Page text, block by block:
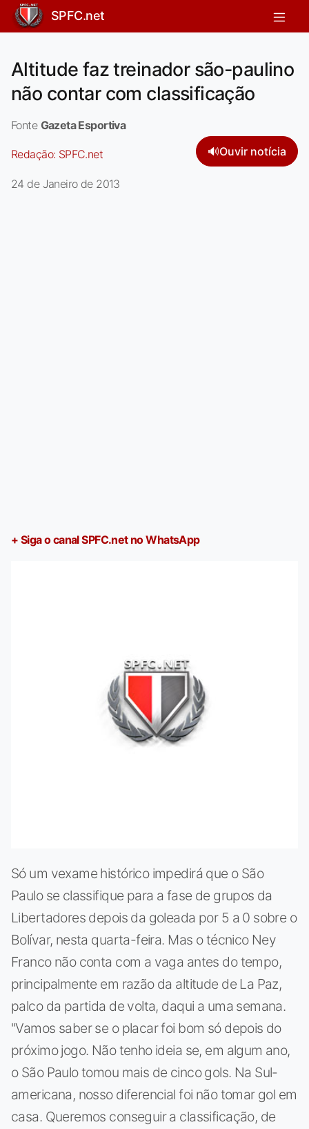
SPFC.net
Altitude faz treinador são-paulino
não contar com classificação
Fonte Gazeta Esportiva
Redação: SPFC.net 🔊Ouvir notícia
24 de Janeiro de 2013
+ Siga o canal SPFC.net no WhatsApp
Só um vexame histórico impedirá que o São
Paulo se classifique para a fase de grupos da
Libertadores depois da goleada por 5 a 0 sobre o
Bolívar, nesta quarta-feira. Mas o técnico Ney
Franco não conta com a vaga antes do tempo,
principalmente em razão da altitude de La Paz,
palco da partida de volta, daqui a uma semana.
"Vamos saber se o placar foi bom só depois do
próximo jogo. Não tenho ideia se, em algum ano,
o São Paulo tomou mais de cinco gols. Na Sul-
americana, nosso diferencial foi não tomar gol em
casa. Queremos conseguir a classificação, de